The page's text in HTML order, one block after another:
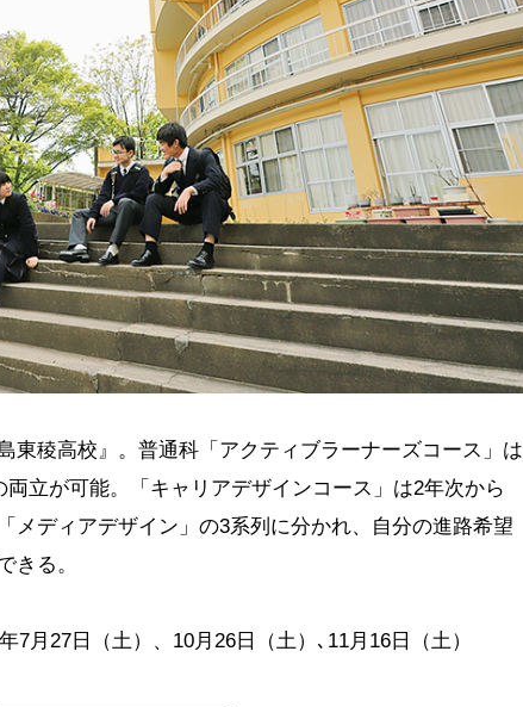
東稜高校』。普通科「アクティブラーナーズコース」は
立が可能。「キャリアデザインコース」は2年次から
メディアデザイン」の3系列に分かれ、自分の進路希望
きる。
7月27日（土）、10月26日（土）､11月16日（土）